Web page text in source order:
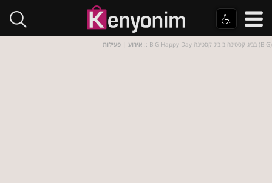
אירוע | פעילות :: BIG Happy Day בביג קסטינה ב ביג קסטינה (BIG)